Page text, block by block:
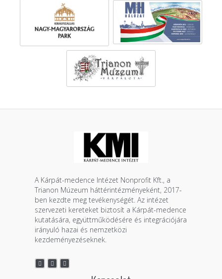
A Kárpát-medence Intézet Nonprofit Kft., a
Trianon Múzeum háttérintézményeként, 2017-
ben kezdte meg tevékenységét. Az intézet
szervezeti kereteket biztosít a Kárpát-medence
kutatására, együttműködésére és integrációjára
irányuló hazai és nemzetközi
kezdeményezéseknek.